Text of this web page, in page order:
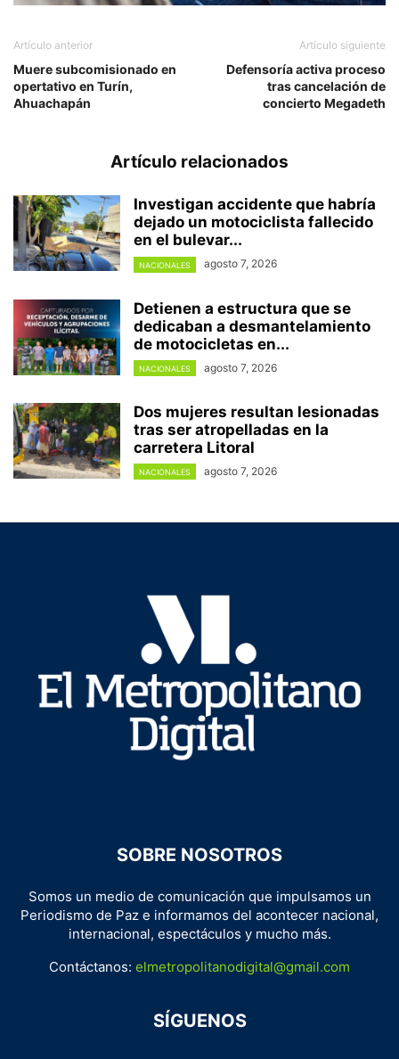
Artículo anterior
Muere subcomisionado en
opertativo en Turín,
Ahuachapán
Artículo siguiente
Defensoría activa proceso
tras cancelación de
concierto Megadeth
Artículo relacionados
Investigan accidente que habría
dejado un motociclista fallecido
en el bulevar...
NACIONALES agosto 7, 2026
Detienen a estructura que se
dedicaban a desmantelamiento
de motocicletas en...
NACIONALES agosto 7, 2026
Dos mujeres resultan lesionadas
tras ser atropelladas en la
carretera Litoral
NACIONALES agosto 7, 2026
SOBRE NOSOTROS
Somos un medio de comunicación que impulsamos un
Periodismo de Paz e informamos del acontecer nacional,
internacional, espectáculos y mucho más.
Contáctanos: elmetropolitanodigital@gmail.com
SÍGUENOS